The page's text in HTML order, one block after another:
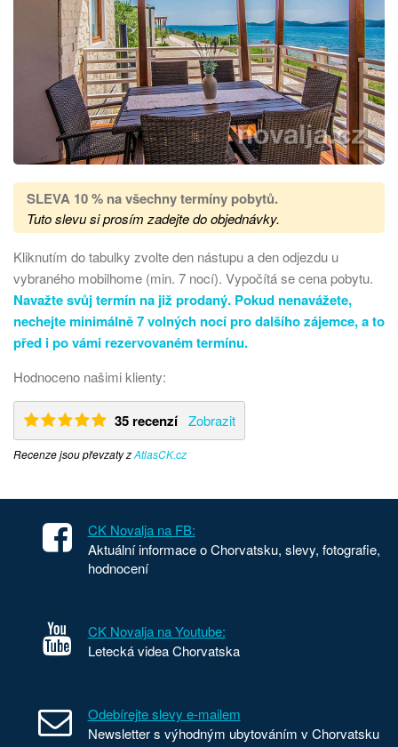
SLEVA 10 % na všechny termíny pobytů.
Tuto slevu si prosím zadejte do objednávky.
Kliknutím do tabulky zvolte den nástupu a den odjezdu u
vybraného mobilhome (min. 7 nocí). Vypočítá se cena pobytu.
Navažte svůj termín na již prodaný. Pokud nenavážete,
nechejte minimálně 7 volných nocí pro dalšího zájemce, a to
před i po vámi rezervovaném termínu.
Hodnoceno našimi klienty:
35 recenzí Zobrazit
Recenze jsou převzaty zAtlasCK.cz
CK Novalja na FB:
Aktuální informace o Chorvatsku, slevy, fotografie,
hodnocení
CK Novalja na Youtube:
Letecká videa Chorvatska
Odebírejte slevy e-mailem
Newsletter s výhodným ubytováním v Chorvatsku